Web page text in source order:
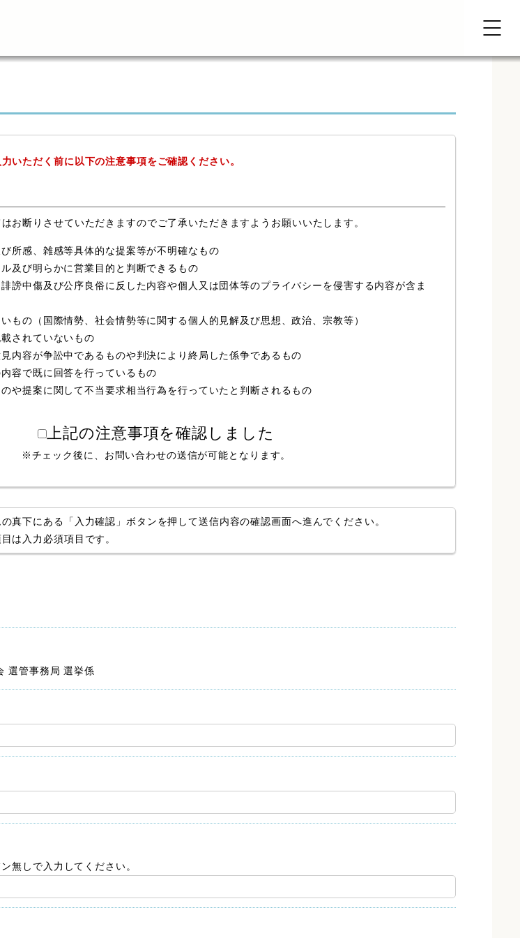
いただく前に以下の注意事項をご確認ください。
お断りさせていただきますのでご了承いただきますようお願いいたします。
所感、雑感等具体的な提案等が不明確なもの
及び明らかに営業目的と判断できるもの
謗中傷及び公序良俗に反した内容や個人又は団体等のプライバシーを侵害する内容が含ま
もの（国際情勢、社会情勢等に関する個人的見解及び思想、政治、宗教等）
されていないもの
内容が争訟中であるものや判決により終局した係争であるもの
容で既に回答を行っているもの
や提案に関して不当要求相当行為を行っていたと判断されるもの
上記の注意事項を確認しました
※チェック後に、お問い合わせの送信が可能となります。
真下にある「入力確認」ボタンを押して送信内容の確認画面へ進んでください。
は入力必須項目です。
選管事務局 選挙係
無しで入力してください。